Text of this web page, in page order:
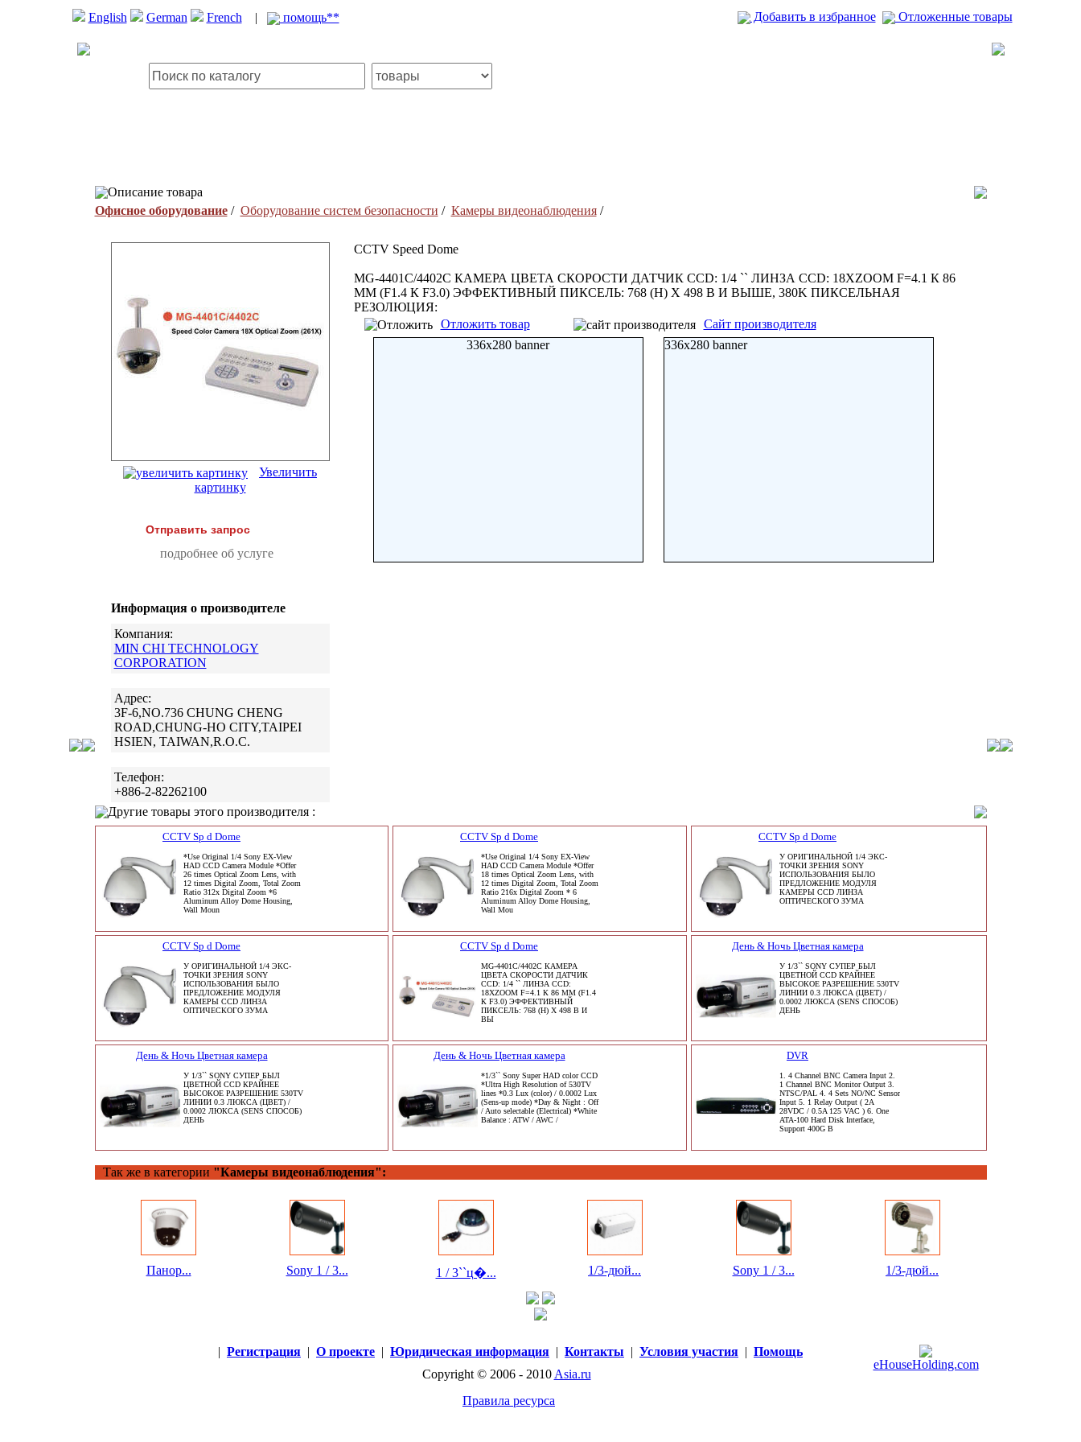
English German French | помощь** Добавить в избранное Отложенные товары
Описание товара
Офисное оборудование/ Оборудование систем безопасности / Камеры видеонаблюдения/
Увеличить
картинку
Отправить запрос
подробнее об услуге
Информация о производителе
Компания:
MIN CHI TECHNOLOGY
CORPORATION
Адрес:
3F-6,NO.736 CHUNG CHENG
ROAD,CHUNG-HO CITY,TAIPEI
HSIEN, TAIWAN,R.O.C.
Телефон:
+886-2-82262100
CCTV Speed Dome
MG-4401C/4402C КАМЕРА ЦВЕТА СКОРОСТИ ДАТЧИК CCD: 1/4 `` ЛИНЗА CCD: 18XZOOM F=4.1 К 86
ММ (F1.4 К F3.0) ЭФФЕКТИВНЫЙ ПИКСЕЛЬ: 768 (H) X 498 В И ВЫШЕ, 380K ПИКСЕЛЬНАЯ
РЕЗОЛЮЦИЯ:
Отложить товар
Сайт производителя
336x280 banner
336x280 banner
Другие товары этого производителя :
CCTV Sp d Dome
*Use Original 1/4 Sony EX-View
HAD CCD Camera Module *Offer
26 times Optical Zoom Lens, with
12 times Digital Zoom, Total Zoom
Ratio 312x Digital Zoom *6
Aluminum Alloy Dome Housing,
Wall Moun
CCTV Sp d Dome
*Use Original 1/4 Sony EX-View
HAD CCD Camera Module *Offer
18 times Optical Zoom Lens, with
12 times Digital Zoom, Total Zoom
Ratio 216x Digital Zoom * 6
Aluminum Alloy Dome Housing,
Wall Mou
CCTV Sp d Dome
У ОРИГИНАЛЬНОЙ 1/4 ЭКС-
ТОЧКИ ЗРЕНИЯ SONY
ИСПОЛЬЗОВАНИЯ БЫЛО
ПРЕДЛОЖЕНИЕ МОДУЛЯ
КАМЕРЫ CCD ЛИНЗА
ОПТИЧЕСКОГО ЗУМА
CCTV Sp d Dome
У ОРИГИНАЛЬНОЙ 1/4 ЭКС-
ТОЧКИ ЗРЕНИЯ SONY
ИСПОЛЬЗОВАНИЯ БЫЛО
ПРЕДЛОЖЕНИЕ МОДУЛЯ
КАМЕРЫ CCD ЛИНЗА
ОПТИЧЕСКОГО ЗУМА
CCTV Sp d Dome
MG-4401C/4402C КАМЕРА
ЦВЕТА СКОРОСТИ ДАТЧИК
CCD: 1/4 `` ЛИНЗА CCD:
18XZOOM F=4.1 К 86 ММ (F1.4
К F3.0) ЭФФЕКТИВНЫЙ
ПИКСЕЛЬ: 768 (H) X 498 В И
ВЫ
День & Ночь Цветная камера
У 1/3`` SONY СУПЕР БЫЛ
ЦВЕТНОЙ CCD КРАЙНЕЕ
ВЫСОКОЕ РАЗРЕШЕНИЕ 530TV
ЛИНИИ 0.3 ЛЮКСА (ЦВЕТ) /
0.0002 ЛЮКСА (SENS СПОСОБ)
ДЕНЬ
День & Ночь Цветная камера
У 1/3`` SONY СУПЕР БЫЛ
ЦВЕТНОЙ CCD КРАЙНЕЕ
ВЫСОКОЕ РАЗРЕШЕНИЕ 530TV
ЛИНИИ 0.3 ЛЮКСА (ЦВЕТ) /
0.0002 ЛЮКСА (SENS СПОСОБ)
ДЕНЬ
День & Ночь Цветная камера
*1/3`` Sony Super HAD color CCD
*Ultra High Resolution of 530TV
lines *0.3 Lux (color) / 0.0002 Lux
(Sens-up mode) *Day & Night : Off
/ Auto selectable (Electrical) *White
Balance : ATW / AWC /
DVR
1. 4 Channel BNC Camera Input 2.
1 Channel BNC Monitor Output 3.
NTSC/PAL 4. 4 Sets NO/NC Sensor
Input 5. 1 Relay Output ( 2A
28VDC / 0.5A 125 VAC ) 6. One
ATA-100 Hard Disk Interface,
Support 400G B
Так же в категории "Камеры видеонаблюдения":
Панор... Sony 1 / 3... 1 / 3``ц�... 1/3-дюй... Sony 1 / 3... 1/3-дюй...
| Регистрация | О проекте | Юридическая информация | Контакты | Условия участия | Помощь
Copyright © 2006 - 2010 Asia.ru
Правила ресурса
eHouseHolding.com